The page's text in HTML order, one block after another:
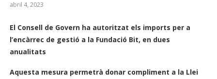
abril 4, 2023
El Consell de Govern ha autoritzat els imports per a
l’encàrrec de gestió a la Fundació Bit, en dues
anualitats
Aquesta mesura permetrà donar compliment a la Llei